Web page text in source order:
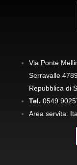
Via Ponte
Serravalle
Repubblica di
Tel. 0549
Area servita: